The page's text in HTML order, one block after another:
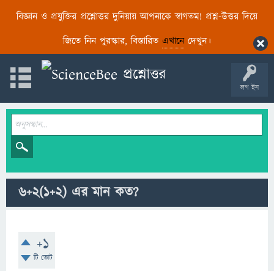
বিজ্ঞান ও প্রযুক্তির প্রশ্নোত্তর দুনিয়ায় আপনাকে স্বাগতম! প্রশ্ন-উত্তর দিয়ে
জিতে নিন পুরস্কার, বিস্তারিত এখানেদেখুন।
লগ ইন
6÷2(1+2) এর মান কত?
+1
টি ভোট